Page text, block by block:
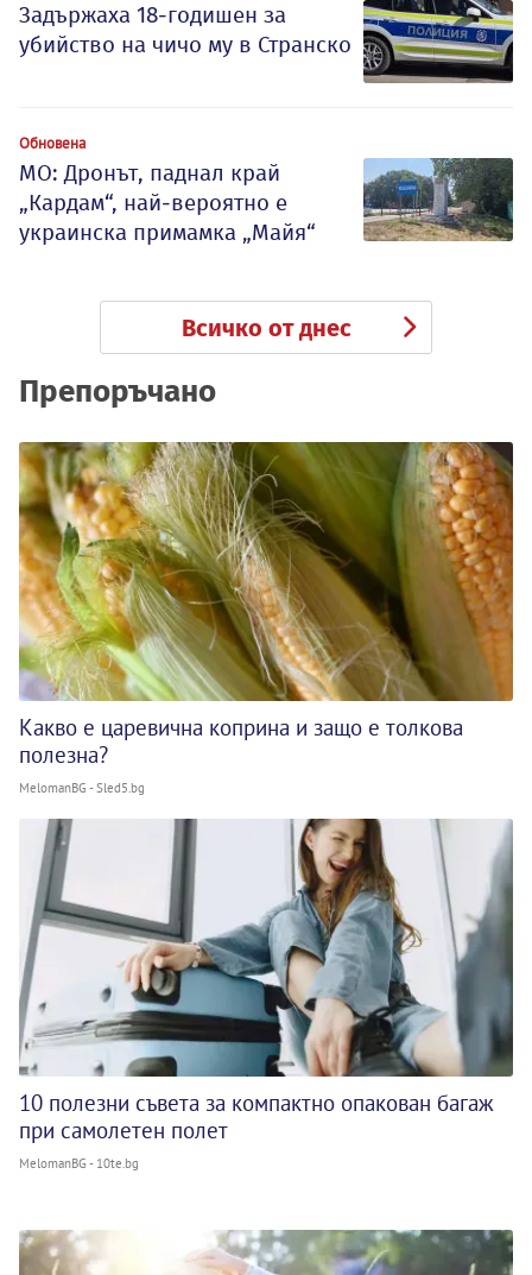
Задържаха 18-годишен за
убийство на чичо му в Странско
Обновена
МО: Дронът, паднал край
„Кардам“, най-вероятно е
украинска примамка „Майя“
Всичко от днес
Препоръчано
Какво е царевична коприна и защо е толкова
полезна?
MelomanBG - Sled5.bg
10 полезни съвета за компактно опакован багаж
при самолетен полет
MelomanBG - 10te.bg